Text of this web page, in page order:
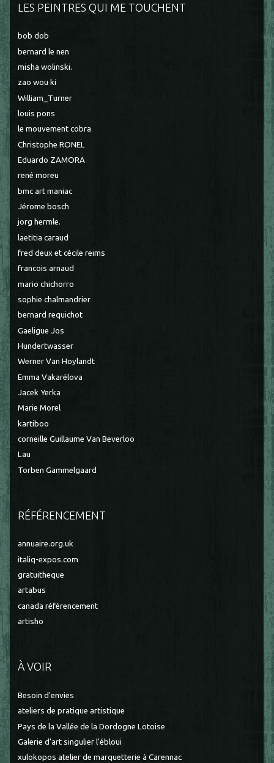
LES PEINTRES QUI ME TOUCHENT
bob dob
bernard le nen
misha wolinski.
zao wou ki
William_Turner
louis pons
le mouvement cobra
Christophe RONEL
Eduardo ZAMORA
rené moreu
bmc art maniac
Jérome bosch
jorg hermle.
laetitia caraud
fred deux et cécile reims
francois arnaud
mario chichorro
sophie chalmandrier
bernard requichot
Gaeligue Jos
Hundertwasser
Werner Van Hoylandt
Emma Vakarélova
Jacek Yerka
Marie Morel
kartiboo
corneille Guillaume Van Beverloo
Lau
Torben Gammelgaard
RÉFÉRENCEMENT
annuaire.org.uk
italiq-expos.com
gratuitheque
artabus
canada référencement
artisho
À VOIR
Besoin d'envies
ateliers de pratique artistique
Pays de la Vallée de la Dordogne Lotoise
Galerie d'art singulier l'ébloui
xulokopos atelier de marquetterie à Carennac